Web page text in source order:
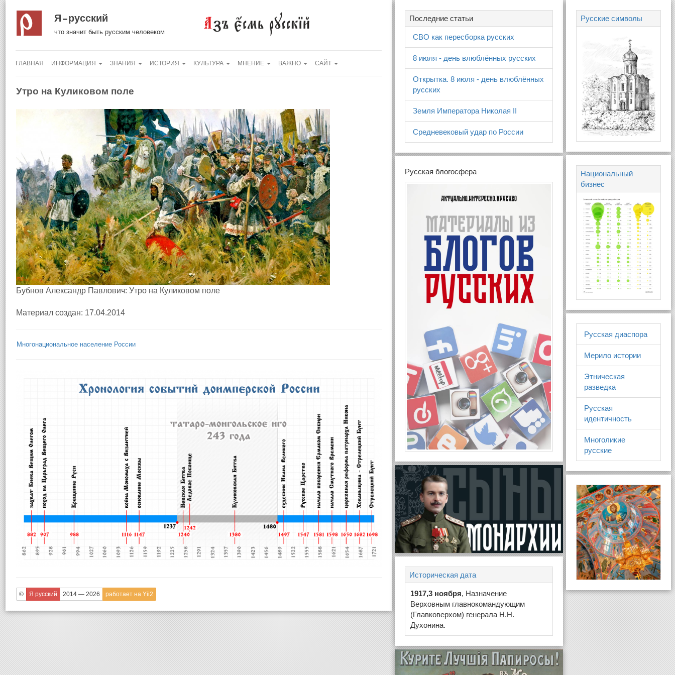
Я русский
что значит быть русским человеком
ГЛАВНАЯ ИНФОРМАЦИЯ ЗНАНИЯ ИСТОРИЯ КУЛЬТУРА МНЕНИЕ ВАЖНО САЙТ
Утро на Куликовом поле
Бубнов Александр Павлович: Утро на Куликовом поле
Материал создан: 17.04.2014
Многонациональное население России
© Я русский 2014 — 2026 работает на Yii2
Последние статьи
СВО как пересборка русских
8 июля - день влюблённых русских
Открытка. 8 июля - день влюблённых
русских
Земля Императора Николая II
Средневековый удар по России
Русская блогосфера
Историческая дата
1917,3 ноября, Назначение
Верховным главнокомандующим
(Главковерхом) генерала Н.Н.
Духонина.
Русские символы
Национальный
бизнес
Русская диаспора
Мерило истории
Этническая
разведка
Русская
идентичность
Многоликие
русские